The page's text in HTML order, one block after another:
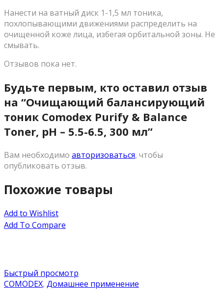
Нанести на ватный диск 1-1,5 мл тоника,
похлопывающими движениями распределить на
очищенной коже лица, избегая орбитальной зоны. Не
смывать.
Отзывов пока нет.
Будьте первым, кто оставил отзыв
на “Очищающий балансирующий
тоник Comodex Purify & Balance
Toner, pН – 5.5-6.5, 300 мл”
Вам необходимо авторизоваться, чтобы
опубликовать отзыв.
Похожие товары
Add to Wishlist
Add To Compare
Быстрый просмотр
COMODEX, Домашнее применение